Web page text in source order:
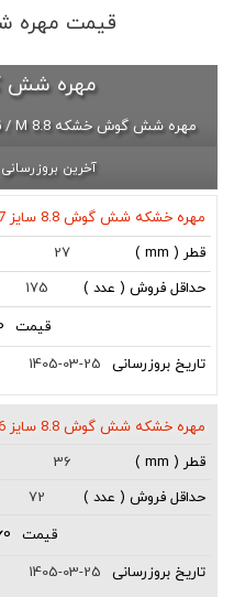
قیمت
مهره شش
مهره شش گوش خشکه M 8.8 / قطر 5 الی 36 میلی متر / درجه 1 ایرانی
آخرین
نام
(
mm
( gr
)
حداقل
( عدد
قیمت
تاریخ
بروزرسانی
مهره خشکه شش گوش 8.8 سایز M27
27
175
1405-03-25
مهره خشکه شش گوش 8.8 سایز M36
36
72
1405-03-25